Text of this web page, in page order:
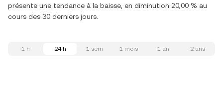
présente une tendance à la baisse, en diminution 20,00 % au
cours des 30 derniers jours.
1 h 24 h 1 sem 1 mois 1 an 2 ans